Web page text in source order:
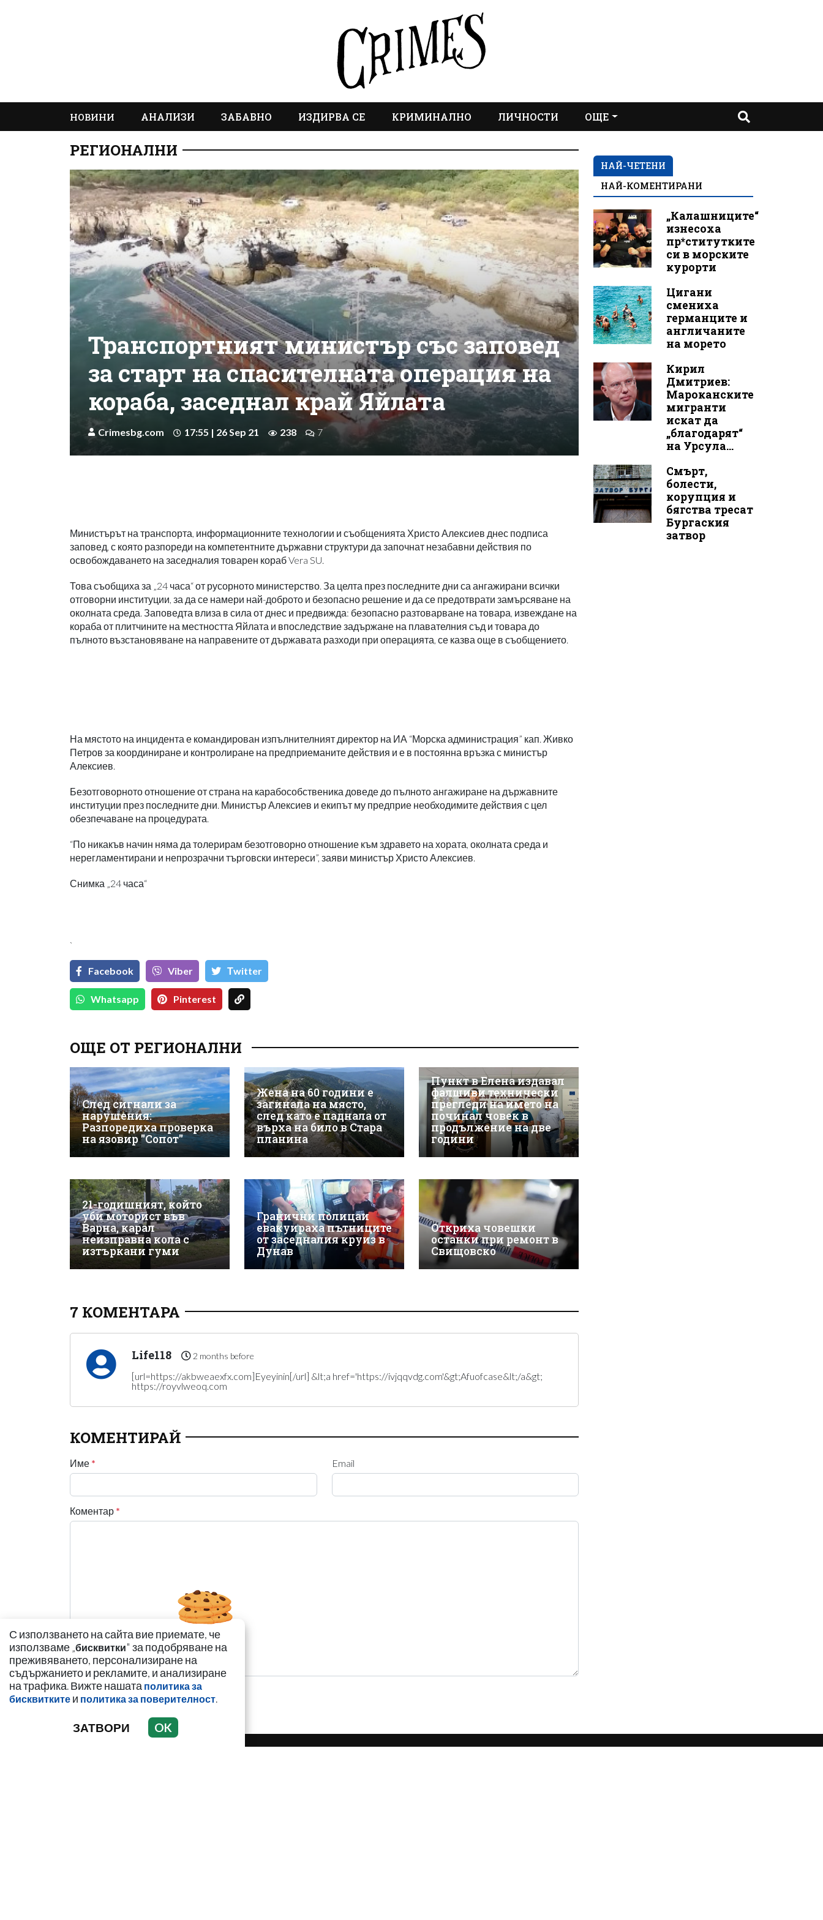
НОВИНИ АНАЛИЗИ ЗАБАВНО ИЗДИРВА СЕ КРИМИНАЛНО ЛИЧНОСТИ ОЩЕ
РЕГИОНАЛНИ
Транспортният министър със заповед
за старт на спасителната операция на
кораба, заседнал край Яйлата
Crimesbg.com 17:55 | 26 Sep 21 238 7
Министърът на транспорта, информационните технологии и съобщенията Христо Алексиев днес подписа
заповед, с която разпореди на компетентните държавни структури да започнат незабавни действия по
освобождаването на заседналия товарен кораб Vera SU.
Това съобщиха за „24 часа“ от русорното министерство. За целта през последните дни са ангажирани всички
отговорни институции, за да се намери най-доброто и безопасно решение и да се предотврати замърсяване на
околната среда. Заповедта влиза в сила от днес и предвижда: безопасно разтоварване на товара, извеждане на
кораба от плитчините на местността Яйлата и впоследствие задържане на плавателния съд и товара до
пълното възстановяване на направените от държавата разходи при операцията, се казва още в съобщението.
На мястото на инцидента е командирован изпълнителният директор на ИА “Морска администрация” кап. Живко
Петров за координиране и контролиране на предприеманите действия и е в постоянна връзка с министър
Алексиев.
Безотговорното отношение от страна на карабособственика доведе до пълното ангажиране на държавните
институции през последните дни. Министър Алексиев и екипът му предприе необходимите действия с цел
обезпечаване на процедурата.
“По никакъв начин няма да толерирам безотговорно отношение към здравето на хората, околната среда и
нерегламентирани и непрозрачни търговски интереси”, заяви министър Христо Алексиев.
Снимка „24 часа“
`
Facebook Viber Тwitter
Whatsapp Pinterest
ОЩЕ ОТ РЕГИОНАЛНИ
След сигнали за
нарушения:
Разпоредиха проверка
на язовир "Сопот"
Жена на 60 години е
загинала на място,
след като е паднала от
върха на било в Стара
планина
Пункт в Елена издавал
фалшиви технически
прегледи на името на
починал човек в
продължение на две
години
21-годишният, който
уби моторист във
Варна, карал
неизправна кола с
изтъркани гуми
Гранични полицаи
евакуираха пътниците
от заседналия круиз в
Дунав
Откриха човешки
останки при ремонт в
Свищовско
7 КОМЕНТАРА
Life118 2 months before
[url=https://akbweaexfx.com]Eyeyinin[/url] &lt;a href='https://ivjqqvdg.com'&gt;Afuofcase&lt;/a&gt;
https://royvlweoq.com
КОМЕНТИРАЙ
Име * Email
Коментар *
НАЙ-ЧЕТЕНИ
НАЙ-КОМЕНТИРАНИ
„Калашниците“
изнесоха
пр*ститутките
си в морските
курорти
Цигани
смениха
германците и
англичаните
на морето
Кирил
Дмитриев:
Мароканските
мигранти
искат да
„благодарят“
на Урсула...
Смърт,
болести,
корупция и
бягства тресат
Бургаския
затвор
С използването на сайта вие приемате, че
използваме „бисквитки" за подобряване на
преживяването, персонализиране на
съдържанието и рекламите, и анализиране
на трафика. Вижте нашата политика за
бисквитките и политика за поверителност.
ЗАТВОРИ OK